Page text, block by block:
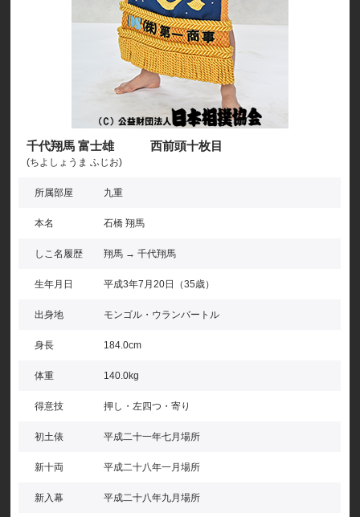
千代翔馬 富士雄 西前頭十枚目
(ちよしょうま ふじお)
所属部屋 九重
本名 石橋 翔馬
しこ名履歴 翔馬 → 千代翔馬
生年月日 平成3年7月20日（35歳）
出身地 モンゴル・ウランバートル
身長 184.0cm
体重 140.0kg
得意技 押し・左四つ・寄り
初土俵 平成二十一年七月場所
新十両 平成二十八年一月場所
新入幕 平成二十八年九月場所